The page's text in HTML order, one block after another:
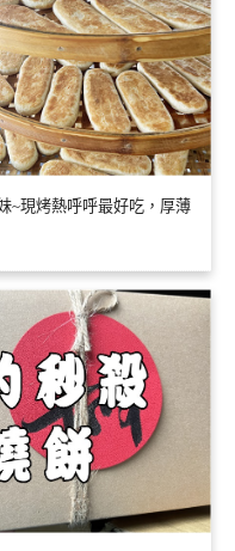
~現烤熱呼呼最好吃，厚薄